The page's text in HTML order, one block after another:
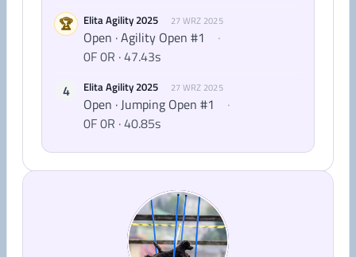
🏆
Elita Agility 2025 27 WRZ 2025
Open · Agility Open #1
·
0F 0R · 47.43s
4
Elita Agility 2025 27 WRZ 2025
Open · Jumping Open #1
·
0F 0R · 40.85s